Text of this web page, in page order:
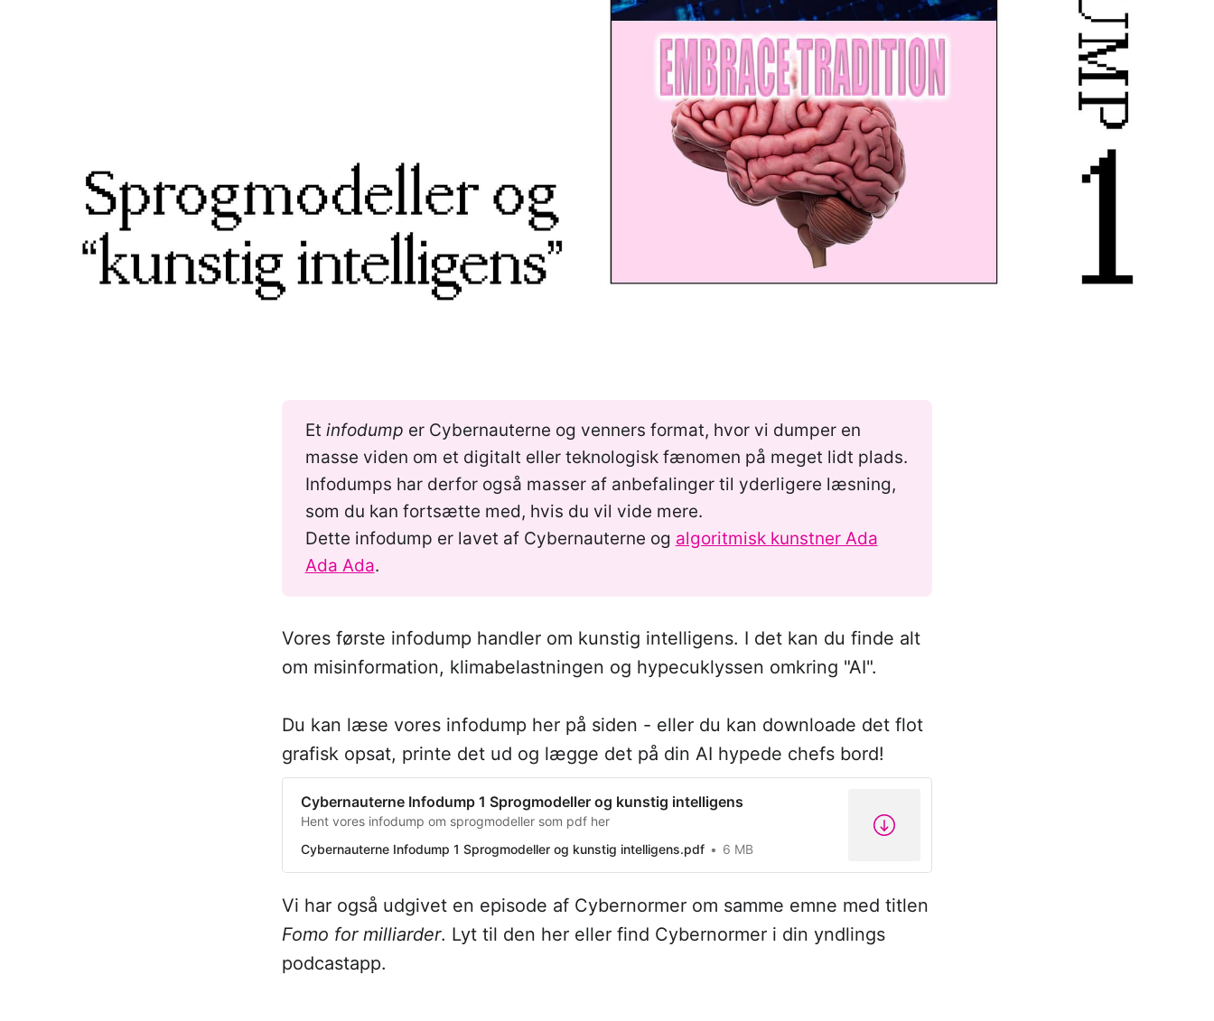
Et infodump er Cybernauterne og venners format, hvor vi dumper en
masse viden om et digitalt eller teknologisk fænomen på meget lidt plads.
Infodumps har derfor også masser af anbefalinger til yderligere læsning,
som du kan fortsætte med, hvis du vil vide mere.
Dette infodump er lavet af Cybernauterne og algoritmisk kunstner Ada
Ada Ada.
Vores første infodump handler om kunstig intelligens. I det kan du finde alt
om misinformation, klimabelastningen og hypecuklyssen omkring "AI".
Du kan læse vores infodump her på siden - eller du kan downloade det flot
grafisk opsat, printe det ud og lægge det på din AI hypede chefs bord!
Cybernauterne Infodump 1 Sprogmodeller og kunstig intelligens
Hent vores infodump om sprogmodeller som pdf her
Cybernauterne Infodump 1 Sprogmodeller og kunstig intelligens.pdf
6 MB
Vi har også udgivet en episode af Cybernormer om samme emne med titlen
Fomo for milliarder. Lyt til den her eller find Cybernormer i din yndlings
podcastapp.